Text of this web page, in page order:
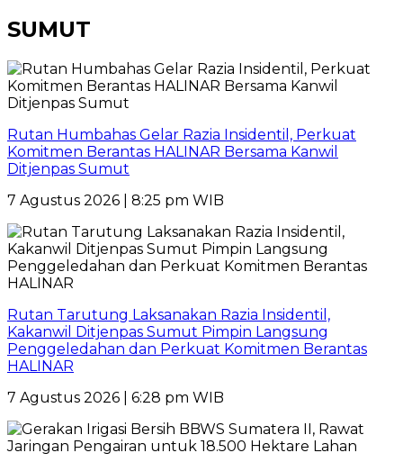
SUMUT
Rutan Humbahas Gelar Razia Insidentil, Perkuat
Komitmen Berantas HALINAR Bersama Kanwil
Ditjenpas Sumut
7 Agustus 2026 | 8:25 pm WIB
Rutan Tarutung Laksanakan Razia Insidentil,
Kakanwil Ditjenpas Sumut Pimpin Langsung
Penggeledahan dan Perkuat Komitmen Berantas
HALINAR
7 Agustus 2026 | 6:28 pm WIB